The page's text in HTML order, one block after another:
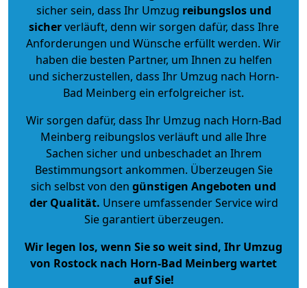
sicher sein, dass Ihr Umzug reibungslos und
sicherverläuft, denn wir sorgen dafür, dass Ihre
Anforderungen und Wünsche erfüllt werden. Wir
haben die besten Partner, um Ihnen zu helfen
und sicherzustellen, dass Ihr Umzug nach Horn-
Bad Meinberg ein erfolgreicher ist.
Wir sorgen dafür, dass Ihr Umzug nach Horn-Bad
Meinberg reibungslos verläuft und alle Ihre
Sachen sicher und unbeschadet an Ihrem
Bestimmungsort ankommen. Überzeugen Sie
sich selbst von den günstigen Angeboten und
der Qualität. Unsere umfassender Service wird
Sie garantiert überzeugen.
Wir legen los, wenn Sie so weit sind, Ihr Umzug
von Rostock nach Horn-Bad Meinberg wartet
auf Sie!